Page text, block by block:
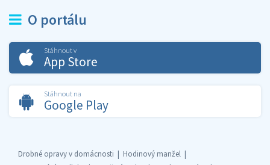
O portálu
Stáhnout v
App Store
Stáhnout na
Google Play
Drobné opravy v domácnosti
Hodinový manžel